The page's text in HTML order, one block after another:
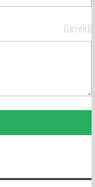
Gerekli